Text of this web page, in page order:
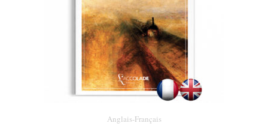
Anglais-Français